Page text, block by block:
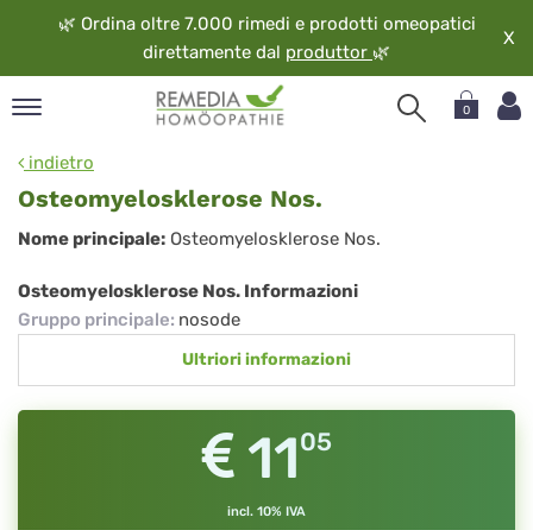
🌿 Ordina oltre 7.000 rimedi e prodotti omeopatici
direttamente dal produttor 🌿
X
0
indietro
Osteomyelosklerose Nos.
Osteomyelosklerose
Nos.
Nome principale: Osteomyelosklerose Nos.
Osteomyelosklerose Nos. Informazioni
Gruppo principale: nosode
Ultriori informazioni
1105
incl. 10% IVA